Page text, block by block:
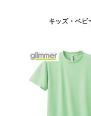
キッズ・ベビ